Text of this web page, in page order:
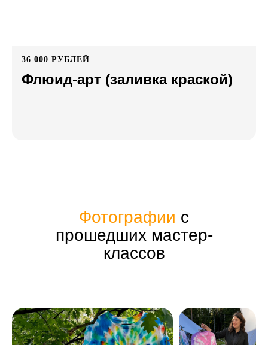
36 000 РУБЛЕЙ
Флюид-арт (заливка краской)
Фотографии с
прошедших мастер-
классов